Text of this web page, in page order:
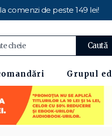
comenzi de peste 149 lei!
Caută
Grupul